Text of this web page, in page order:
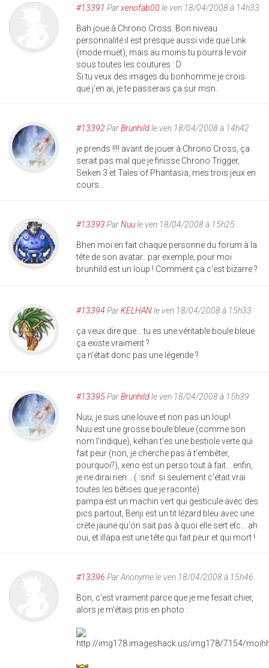
#13391 Parxenofab00 le ven 18/04/2008 à 14h33
Bah joue à Chrono Cross. Bon niveau
personnalité il est presque aussi vide que Link
(mode muet), mais au moins tu pourra le voir
sous toutes les coutures : D
Si tu veux des images du bonhomme je crois
que j'en ai, je te passerais ça sur msn.
#13392 ParBrunhildle ven 18/04/2008 à 14h42
je prends !!!! avant de jouer à Chrono Cross, ça
serait pas mal que je finisse Chrono Trigger,
Seiken 3 et Tales of Phantasia, mes trois jeux en
cours...
#13393 ParNuule ven 18/04/2008 à 15h25
Bhen moi en fait chaque personne du forum à la
tête de son avatar...par exemple, pour moi
brunhild est un loup ! Comment ça c'est bizarre ?
#13394 ParKELHANle ven 18/04/2008 à 15h33
ça veux dire que... tu es une véritable boule bleue
ça existe vraiment ?
ça n'était donc pas une légende ?
#13395ParBrunhildle ven 18/04/2008 à 15h39
Nuu, je suis une louve et non pas un loup!
Nuu est une grosse boule bleue (comme son
nom l'indique), kelhan t'es une bestiole verte qui
fait peur (non, je cherche pas à t'embêter,
pourquoi?), xeno est un perso tout à fait... enfin,
je ne dirai rien... ( :snif: si seulement c'était vrai
toutes les bêtises que je raconte)
pampa est un machin vert qui gesticule avec des
pics partout, Benji est un tit lézard bleu avec une
crète jaune qu'on sait pas à quoi elle sert etc... ah
oui, et illapa est une tête qui fait peur et qui mort !
#13396 ParAnonymele ven 18/04/2008 à 15h46
Bon, c'est vraiment parce que je me fesait chier,
alors je m'étais pris en photo :